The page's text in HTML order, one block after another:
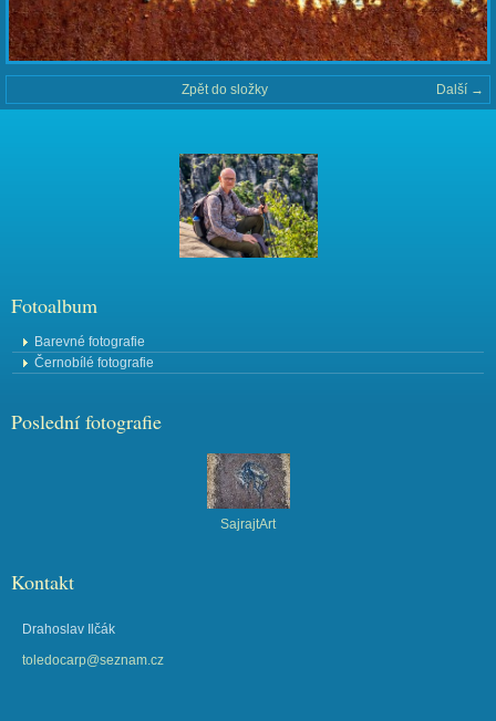
Další →
Zpět do složky
Fotoalbum
Barevné fotografie
Černobílé fotografie
Poslední fotografie
SajrajtArt
Kontakt
Drahoslav Ilčák
toledocarp@seznam.cz